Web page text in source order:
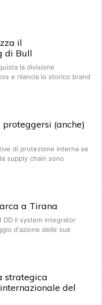
il
di Bull
la divisione
e rilancia lo storico brand
(anche)
di protezione interna se
supply chain sono
a Tirana
DD il system integrator
d'azione delle sue
strategica
del